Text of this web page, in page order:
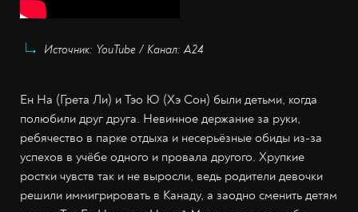
Источник: YouTube / Канал: А24
Ен На (Грета Ли) и Тэо Ю (Хэ Сон) были детьми, когда
полюбили друг друга. Невинное держание за руки,
ребячество в парке отдыха и несерьёзные обиды из-за
успехов в учёбе одного и провала другого. Хрупкие
ростки чувств так и не выросли, ведь родители девочки
решили иммигрировать в Канаду, а заодно сменить детям